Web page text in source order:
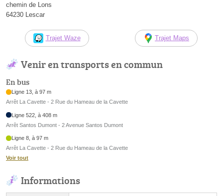
chemin de Lons
64230 Lescar
Trajet Waze Trajet Maps
Venir en transports en commun
En bus
Ligne 13, à 97 m
Arrêt La Cavette - 2 Rue du Hameau de la Cavette
Ligne 522, à 408 m
Arrêt Santos Dumont - 2 Avenue Santos Dumont
Ligne 8, à 97 m
Arrêt La Cavette - 2 Rue du Hameau de la Cavette
Voir tout
Informations